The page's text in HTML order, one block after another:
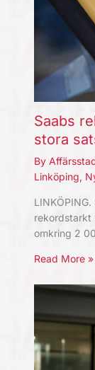
Saabs
stora
By
Linköping,
rekordstarkt
omkring 2
Read More »